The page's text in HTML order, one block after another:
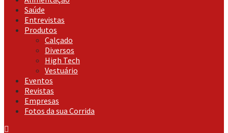
Saúde
Entrevistas
Produtos
Calçado
Diversos
High Tech
Vestuário
Eventos
Revistas
Empresas
Fotos da sua Corrida